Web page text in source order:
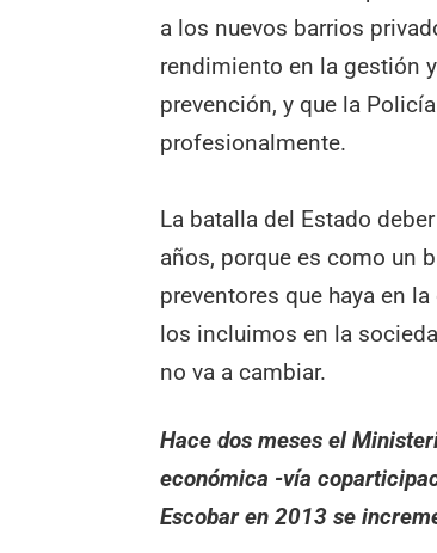
a los nuevos barrios
rendimiento en la gestión
prevención, y que la
profesionalmente.
La batalla del Estado
años, porque es como un
preventores que haya en
los incluimos en la
no va a cambiar.
Hace dos meses el
económica -vía
Escobar en 2013 se